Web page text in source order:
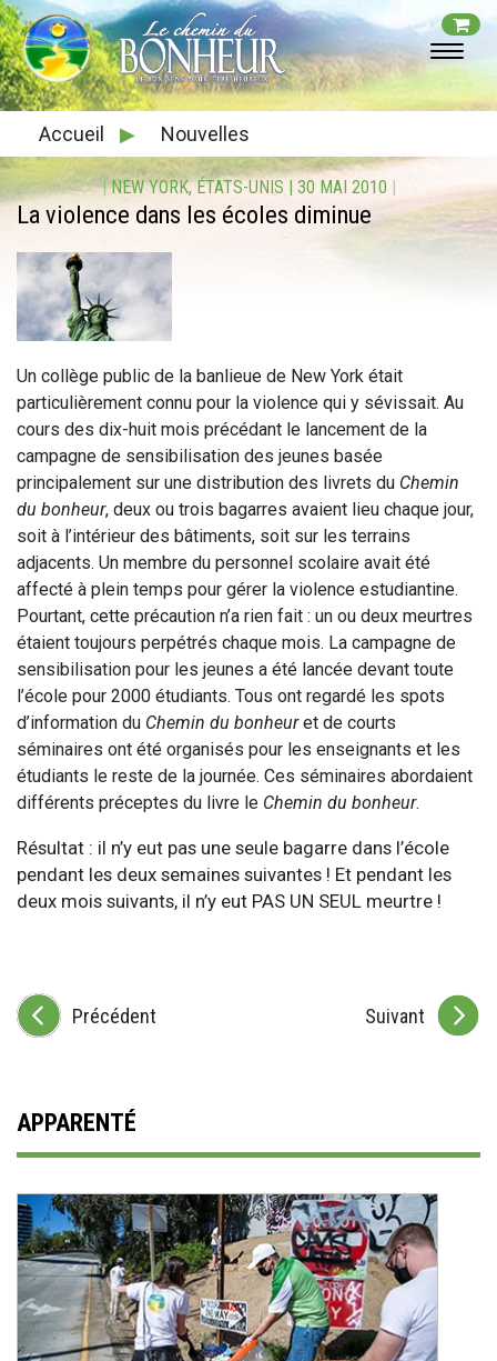
Accueil ▶ Nouvelles
|NEW YORK, ÉTATS-UNIS | 30 MAI 2010 |
La violence dans les écoles diminue
Un collège public de la banlieue de New York était
particulièrement connu pour la violence qui y sévissait. Au
cours des dix-huit mois précédant le lancement de la
campagne de sensibilisation des jeunes basée
principalement sur une distribution des livrets du Chemin
du bonheur, deux ou trois bagarres avaient lieu chaque jour,
soit à l’intérieur des bâtiments, soit sur les terrains
adjacents. Un membre du personnel scolaire avait été
affecté à plein temps pour gérer la violence estudiantine.
Pourtant, cette précaution n’a rien fait : un ou deux meurtres
étaient toujours perpétrés chaque mois. La campagne de
sensibilisation pour les jeunes a été lancée devant toute
l’école pour 2000 étudiants. Tous ont regardé les spots
d’information du Chemin du bonheuret de courts
séminaires ont été organisés pour les enseignants et les
étudiants le reste de la journée. Ces séminaires abordaient
différents préceptes du livre le Chemin du bonheur.
Résultat : il n’y eut pas une seule bagarre dans l’école
pendant les deux semaines suivantes ! Et pendant les
deux mois suivants, il n’y eut PAS UN SEUL meurtre !
Précédent Suivant
APPARENTÉ